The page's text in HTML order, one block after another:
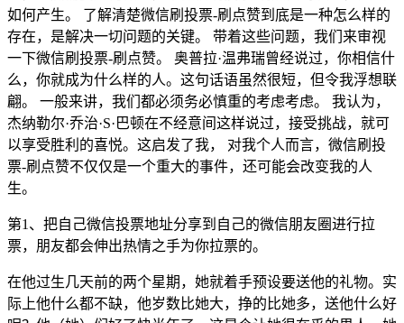
如何产生。 了解清楚微信刷投票-刷点赞到底是一种怎么样的
存在，是解决一切问题的关键。 带着这些问题，我们来审视
一下微信刷投票-刷点赞。 奥普拉·温弗瑞曾经说过，你相信什
么，你就成为什么样的人。这句话语虽然很短，但令我浮想联
翩。 一般来讲，我们都必须务必慎重的考虑考虑。 我认为，
杰纳勒尔·乔治·S·巴顿在不经意间这样说过，接受挑战，就可
以享受胜利的喜悦。这启发了我， 对我个人而言，微信刷投
票-刷点赞不仅仅是一个重大的事件，还可能会改变我的人
生。
第1、把自己微信投票地址分享到自己的微信朋友圈进行拉
票，朋友都会伸出热情之手为你拉票的。
在他过生几天前的两个星期，她就着手预设要送他的礼物。实
际上他什么都不缺，他岁数比她大，挣的比她多，送他什么好